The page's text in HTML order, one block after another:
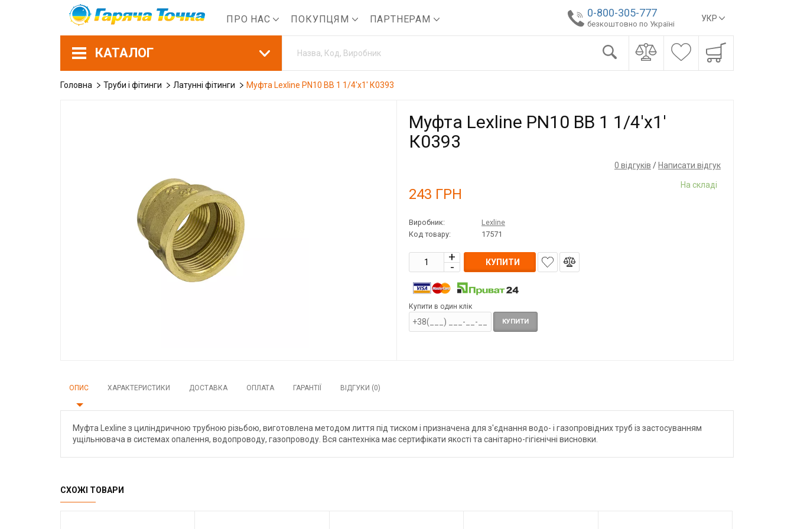
ПРО НАС ПОКУПЦЯМ ПАРТНЕРАМ УКР
0-800-305-777
безкоштовно по Україні
КАТАЛОГ
Головна Труби і фітинги Латунні фітинги Муфта Lexline PN10 ВВ 1 1/4'x1' К0393
Муфта Lexline PN10 ВВ 1 1/4'x1'
К0393
0 відгуків / Написати відгук
243 ГРН
На складі
Виробник:
Lexline
Код товару:
17571
КУПИТИ
Купити в один клік
КУПИТИ
ОПИС ХАРАКТЕРИСТИКИ ДОСТАВКА ОПЛАТА ГАРАНТІЇ ВІДГУКИ (0)
Муфта Lexline з циліндричною трубною різьбою, виготовлена методом лиття під тиском і призначена для з'єднання водо- і газопровідних труб із застосуванням
ущільнювача в системах опалення, водопроводу, газопроводу. Вся сантехніка має сертифікати якості та санітарно-гігієнічні висновки.
СХОЖІ ТОВАРИ